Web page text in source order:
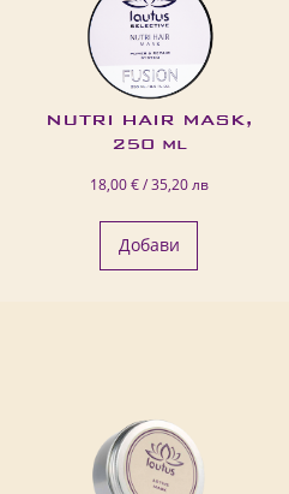
NUTRI HAIR MASK,
250 ml
18,00 € / 35,20 лв
Добави